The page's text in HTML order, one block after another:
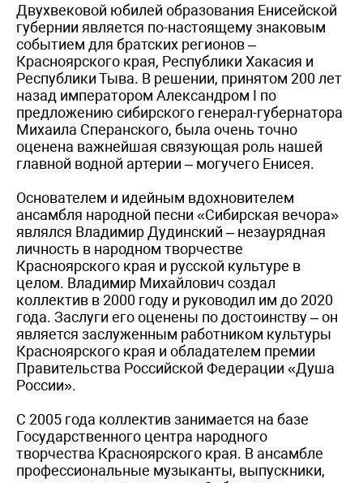
Двухвековой юбилей образования Енисейской
губернии является по-настоящему знаковым
событием для братских регионов –
Красноярского края, Республики Хакасия и
Республики Тыва. В решении, принятом 200 лет
назад императором Александром I по
предложению сибирского генерал-губернатора
Михаила Сперанского, была очень точно
оценена важнейшая связующая роль нашей
главной водной артерии – могучего Енисея.
Основателем и идейным вдохновителем
ансамбля народной песни «Сибирская вечора»
являлся Владимир Дудинский – незаурядная
личность в народном творчестве
Красноярского края и русской культуре в
целом. Владимир Михайлович создал
коллектив в 2000 году и руководил им до 2020
года. Заслуги его оценены по достоинству – он
является заслуженным работником культуры
Красноярского края и обладателем премии
Правительства Российской Федерации «Душа
России».
С 2005 года коллектив занимается на базе
Государственного центра народного
творчества Красноярского края. В ансамбле
профессиональные музыканты, выпускники,